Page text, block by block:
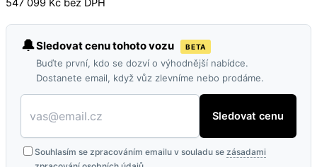
547 099 Kč bez DPH
🔔Sledovat cenu tohoto vozu BETA
Buďte první, kdo se dozví o výhodnější nabídce.
Dostanete email, když vůz zlevníme nebo prodáme.
Sledovat cenu
Souhlasím se zpracováním emailu v souladu se zásadami